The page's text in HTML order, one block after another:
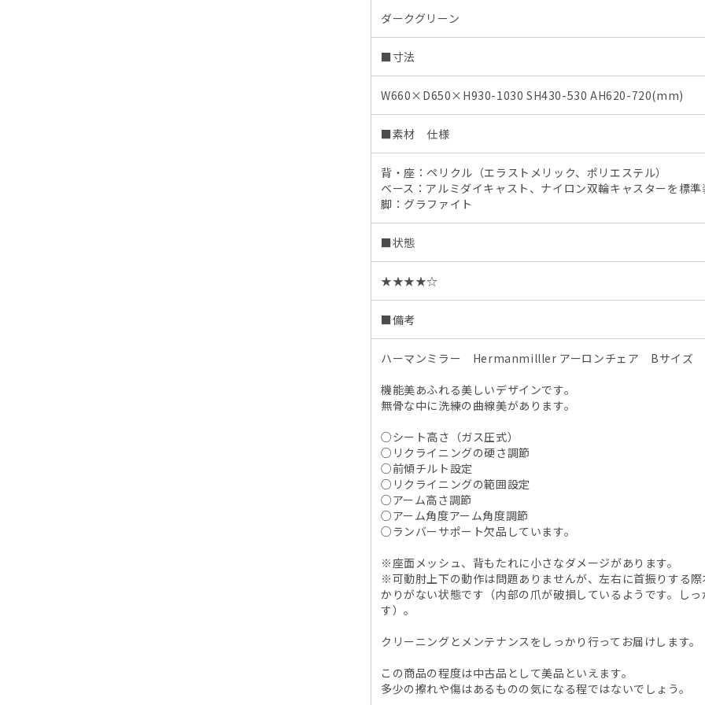
ダークグリーン
■寸法
W660×D650×H930-1030 SH430-530 AH620-720(mm)
■素材 仕様
背・座：ペリクル（エラストメリック、ポリエステル）
ベース：アルミダイキャスト、ナイロン双輪キャスターを標準
脚：グラファイト
■状態
★★★★☆
■備考
ハーマンミラー Hermanmilller アーロンチェア Bサイズ
機能美あふれる美しいデザインです。
無骨な中に洗練の曲線美があります。
○シート高さ（ガス圧式）
○リクライニングの硬さ調節
○前傾チルト設定
○リクライニングの範囲設定
○アーム高さ調節
○アーム角度アーム角度調節
○ランバーサポート欠品しています。
※座面メッシュ、背もたれに小さなダメージがあります。
※可動肘上下の動作は問題ありませんが、左右に首振りする
かりがない状態です（内部の爪が破損しているようです。し
す）。
クリーニングとメンテナンスをしっかり行ってお届けします。
この商品の程度は中古品として美品といえます。
多少の擦れや傷はあるものの気になる程ではないでしょう。